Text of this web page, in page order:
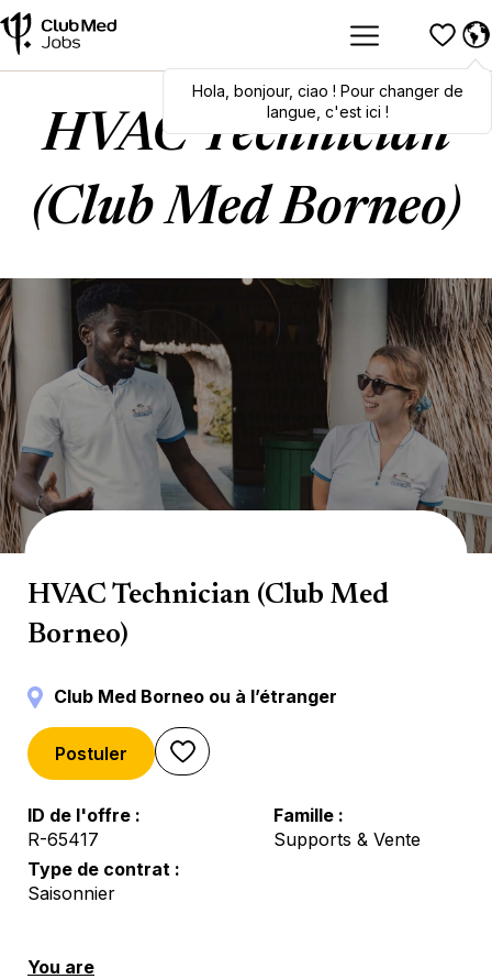
Hola,bonjour,ciao! To switch
languages, click here!
Hola bonjour, ciao ! Pour changer de
langue, c'est ici !
HVAC Technician
(Club Med Borneo)
Servicios técnicos
HVAC Technician (Club Med
Borneo)
Club Med Borneo ou à l’étranger
Postuler
ID de l'offre
R-65417
Famille
Supports & Vente
Type de contrat
Saisonnier
You are